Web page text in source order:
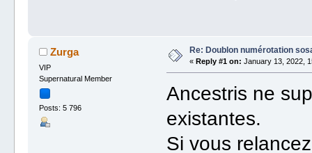
Zurga
VIP
Supernatural Member
Posts: 5 796
Re: Doublon numérotation
« Reply #1 on: January 13, 2022,
Ancestris ne
existantes.
Si vous